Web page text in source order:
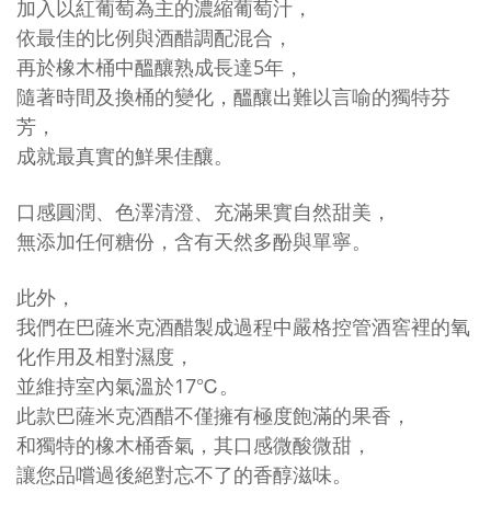
加入以紅葡萄為主的濃縮葡萄汁，
依最佳的比例與酒醋調配混合，
再於橡木桶中醞釀熟成長達5年，
隨著時間及換桶的變化， 醞釀出難以言喻的獨特芬
芳，
成就最真實的鮮果佳釀。
口感圓潤、色澤清澄、充滿果實自然甜美，
無添加任何糖份，含有天然多酚與單寧。
此外，
我們在巴薩米克酒醋製成過程中嚴格控管酒窖裡的氧
化作用及相對濕度，
並維持室內氣溫於17℃。
此款巴薩米克酒醋不僅擁有極度飽滿的果香，
和獨特的橡木桶香氣，其口感微酸微甜，
讓您品嚐過後絕對忘不了的香醇滋味。